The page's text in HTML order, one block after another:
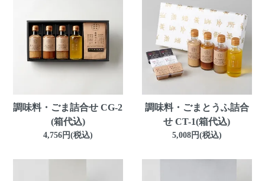
調味料・ごま詰合せ CG-2
(箱代込)
4,756円(税込)
調味料・ごまとうふ詰合
せ CT-1(箱代込)
5,008円(税込)